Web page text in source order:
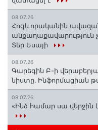
08.07.26
Հոգևորականին
անքաղաքավարություն
Տեր Եսայի
08.07.26
Գարեգին Բ-ի
նիստը․ Ինֆորմացիան
08.07.26
«Ինձ համար սա վերջին